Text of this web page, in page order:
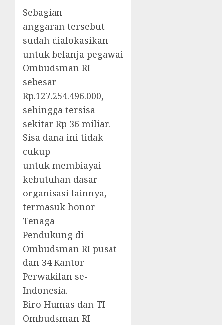
Sebagian
anggaran tersebut
sudah dialokasikan
untuk belanja pegawai
Ombudsman RI
sebesar
Rp.127.254.496.000,
sehingga tersisa
sekitar Rp 36 miliar.
Sisa dana ini tidak
cukup
untuk membiayai
kebutuhan dasar
organisasi lainnya,
termasuk honor
Tenaga
Pendukung di
Ombudsman RI pusat
dan 34 Kantor
Perwakilan se-
Indonesia.
Biro Humas dan TI
Ombudsman RI